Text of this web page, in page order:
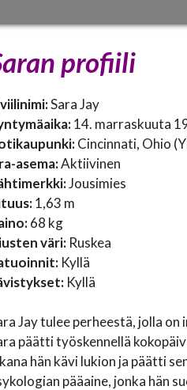
profiili
Sara Jay
14. marraskuuta
Cincinnati, Ohio
asema:Aktiivinen
Jousimies
1,63 m
68 kg
väri: Ruskea
Kyllä
Kyllä
Jay tulee perheestä, jolla
päätti työskennellä
hän kävi lukion ja päätti
pääaine, jonka hän